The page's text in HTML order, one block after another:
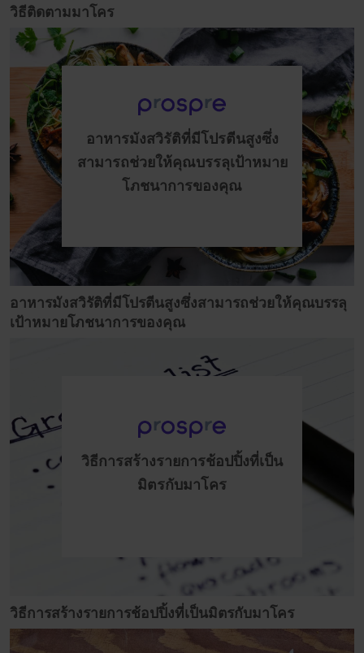
วิธีติดตามมาโคร
อาหารมังสวิรัติที่มีโปรตีนสูงซึ่ง
สามารถช่วยให้คุณบรรลุเป้าหมาย
โภชนาการของคุณ
อาหารมังสวิรัติที่มีโปรตีนสูงซึ่งสามารถช่วยให้คุณบรรลุ
เป้าหมายโภชนาการของคุณ
วิธีการสร้างรายการช้อปปิ้งที่เป็น
มิตรกับมาโคร
วิธีการสร้างรายการช้อปปิ้งที่เป็นมิตรกับมาโคร